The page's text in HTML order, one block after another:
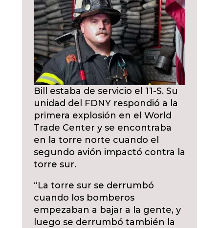
Bill estaba de servicio el 11-S. Su
unidad del FDNY respondió a la
primera explosión en el World
Trade Center y se encontraba
en la torre norte cuando el
segundo avión impactó contra la
torre sur.
“La torre sur se derrumbó
cuando los bomberos
empezaban a bajar a la gente, y
luego se derrumbó también la